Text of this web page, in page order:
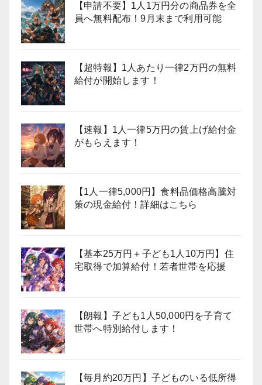
【申請不要】1人1万円分の商品券を全
員へ無料配布！9月末まで利用可能
【超特報】1人あたり一律2万円の無料
給付が開始します！
【速報】1人一律5万円の賃上げ給付金
がもらえます！
【1人一律5,000円】食料品価格高騰対
策の現金給付！詳細はこちら
【基本25万円＋子ども1人10万円】住
宅取得で加算給付！若者世帯を応援
【朗報】子ども1人50,000円を子育て
世帯へ特別給付します！
【毎月約20万円】子どものいる低所得